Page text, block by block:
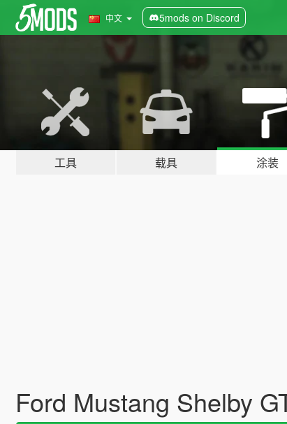
中文 5mods on Discord
工具 载具 涂装
Ford Mustang Shelby